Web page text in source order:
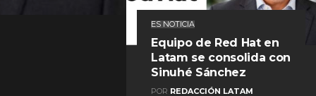
ES NOTICIA
Equipo de Red Hat en
Latam se consolida con
Sinuhé Sánchez
POR REDACCIÓN LATAM